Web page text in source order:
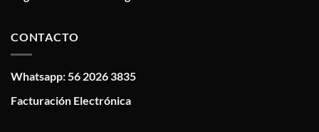
CONTACTO
Whatsapp: 56 2026 3835
Facturación Electrónica